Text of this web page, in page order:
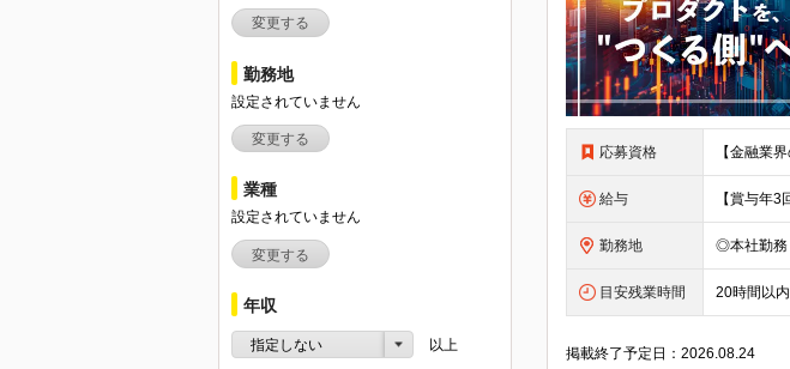
変更する
勤務地
設定されていません
変更する
業種
設定されていません
変更する
年収
指定しない 以上
応募資格
給与
勤務地
目安残業時間 20時間以内
掲載終了予定日：2026.08.24